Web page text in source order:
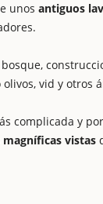
unos antiguos
vid y otros
complicada y
magníficas vistas